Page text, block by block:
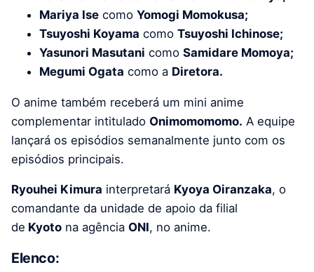
Mariya Ise como Yomogi Momokusa;
Tsuyoshi Koyama como Tsuyoshi Ichinose;
Yasunori Masutani como Samidare Momoya;
Megumi Ogata como a Diretora.
O anime também receberá um mini anime
complementar intitulado Onimomomomo. A equipe
lançará os episódios semanalmente junto com os
episódios principais.
Ryouhei Kimura interpretará Kyoya Oiranzaka, o
comandante da unidade de apoio da filial
de Kyoto na agência ONI, no anime.
Elenco: